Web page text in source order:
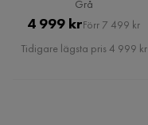
Grå
Pris
4 999 krOriginal
Pris
Förr 7 499 kr
Tidigare lägsta pris 4 999 kr